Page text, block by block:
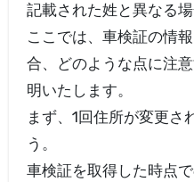
記載された姓と異なる場
ここでは、車検証の情
合、どのような点に注
明いたします。
まず、1回住所が変更さ
う。
車検証を取得した時点